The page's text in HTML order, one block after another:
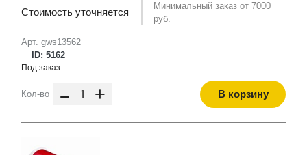
Арт. gws13562
ID: 5162
Стоимость уточняется
Минимальный заказ от 7000
руб.
Под заказ
Кол-во - + В корзину